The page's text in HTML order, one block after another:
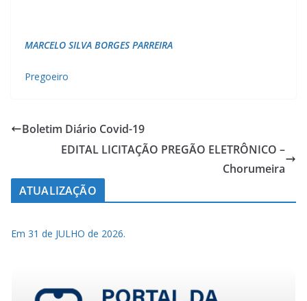
MARCELO SILVA BORGES PARREIRA
Pregoeiro
Boletim Diário Covid-19
EDITAL LICITAÇÃO PREGÃO ELETRÔNICO –
Chorumeira
ATUALIZAÇÃO
Em 31 de JULHO de 2026.